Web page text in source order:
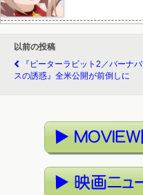
以前の投稿
『ピーターラビット2／バーナバ
スの誘惑』全米公開が前倒しに